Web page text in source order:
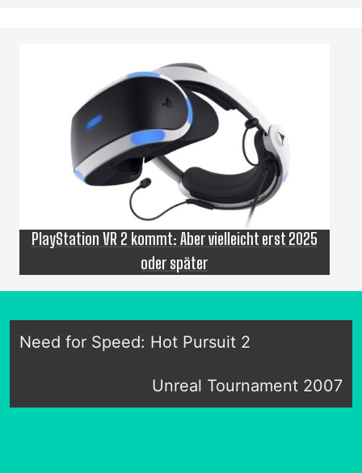
PlayStation VR 2 kommt: Aber vielleicht erst 2025
oder später
Need for Speed: Hot Pursuit 2
Unreal Tournament 2007